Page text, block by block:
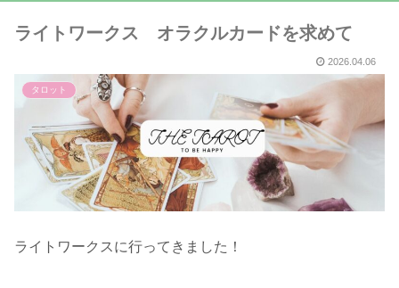
ライトワークス オラクルカードを求めて
2026.04.06
タロット
ライトワークスに行ってきました！